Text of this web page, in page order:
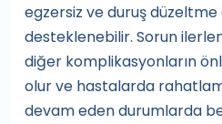
egzersiz ve duruş
desteklenebilir. Sorun
diğer komplikasyonların
olur ve hastalarda
devam eden durumlarda